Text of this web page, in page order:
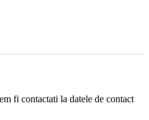
fi contactati la datele de contact